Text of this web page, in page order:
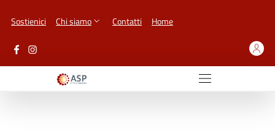
Sostienici Chi siamo Contatti Home